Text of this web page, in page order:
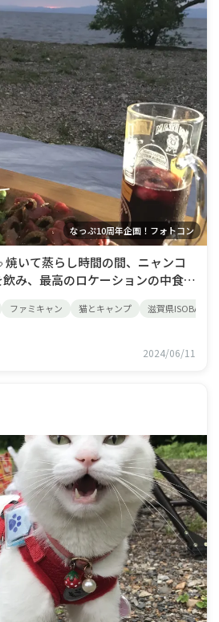
なっぷ10周年企画！フォトコン
み、最高のロケーションの中食事
ファミキャン 猫とキャンプ 滋賀県ISOBASE
2024/06/11